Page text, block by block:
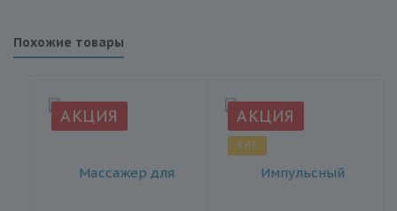
Похожие товары
АКЦИЯ АКЦИЯ
ХИТ